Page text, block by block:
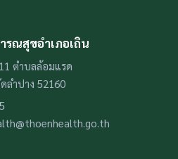
รณสุขอำเภอเถิน
ตำบลล้อมแรด
ลำปาง 52160